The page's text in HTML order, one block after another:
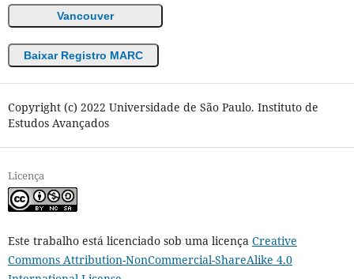
Vancouver
Baixar Registro MARC
Copyright (c) 2022 Universidade de São Paulo. Instituto de
Estudos Avançados
Licença
Este trabalho está licenciado sob uma licença Creative
Commons Attribution-NonCommercial-ShareAlike 4.0